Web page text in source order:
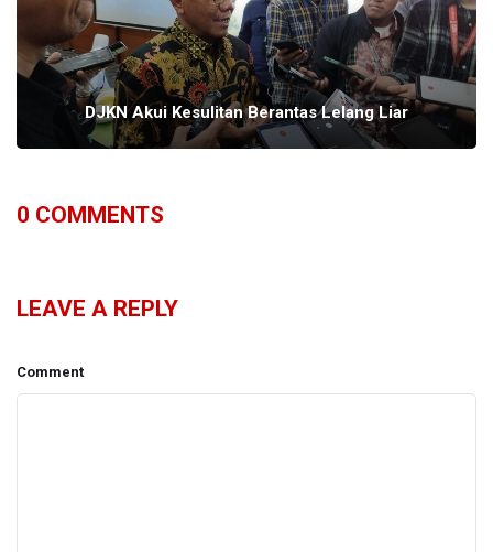
DJKN Akui Kesulitan Berantas Lelang Liar
0 COMMENTS
LEAVE A REPLY
Comment